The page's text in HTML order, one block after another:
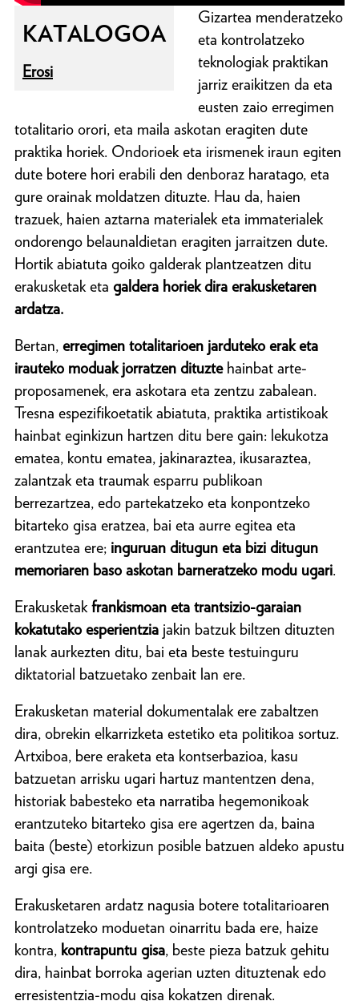
KATALOGOA
Erosi
Gizartea menderatzeko
eta kontrolatzeko
teknologiak praktikan
jarriz eraikitzen da eta
eusten zaio erregimen
totalitario orori, eta maila askotan eragiten dute
praktika horiek. Ondorioek eta irismenek iraun egiten
dute botere hori erabili den denboraz haratago, eta
gure orainak moldatzen dituzte. Hau da, haien
trazuek, haien aztarna materialek eta immaterialek
ondorengo belaunaldietan eragiten jarraitzen dute.
Hortik abiatuta goiko galderak plantzeatzen ditu
erakusketak eta galdera horiek dira erakusketaren
ardatza.
Bertan, erregimen totalitarioen jarduteko erak eta
irauteko moduak jorratzen dituztehainbat arte-
proposamenek, era askotara eta zentzu zabalean.
Tresna espezifikoetatik abiatuta, praktika artistikoak
hainbat eginkizun hartzen ditu bere gain: lekukotza
ematea, kontu ematea, jakinaraztea, ikusaraztea,
zalantzak eta traumak esparru publikoan
berrezartzea, edo partekatzeko eta konpontzeko
bitarteko gisa eratzea, bai eta aurre egitea eta
erantzutea ere; inguruan ditugun eta bizi ditugun
memoriaren baso askotan barneratzeko modu ugari.
Erakusketak frankismoan eta trantsizio-garaian
kokatutako esperientzia jakin batzuk biltzen dituzten
lanak aurkezten ditu, bai eta beste testuinguru
diktatorial batzuetako zenbait lan ere.
Erakusketan material dokumentalak ere zabaltzen
dira, obrekin elkarrizketa estetiko eta politikoa sortuz.
Artxiboa, bere eraketa eta kontserbazioa, kasu
batzuetan arrisku ugari hartuz mantentzen dena,
historiak babesteko eta narratiba hegemonikoak
erantzuteko bitarteko gisa ere agertzen da, baina
baita (beste) etorkizun posible batzuen aldeko apustu
argi gisa ere.
Erakusketaren ardatz nagusia botere totalitarioaren
kontrolatzeko moduetan oinarritu bada ere, haize
kontra, kontrapuntu gisa, beste pieza batzuk gehitu
dira, hainbat borroka agerian uzten dituztenak edo
erresistentzia-modu gisa kokatzen direnak.